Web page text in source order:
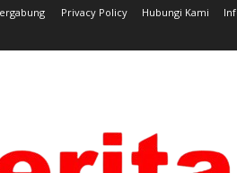
Privacy Policy Hubungi Kami